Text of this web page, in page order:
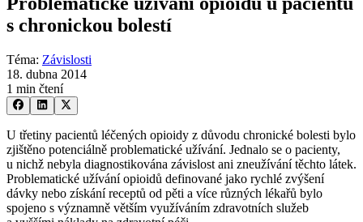
s chronickou bolestí
Téma: Závislosti
18. dubna 2014
1 min čtení
U třetiny pacientů léčených opioidy z důvodu chronické bolesti bylo
zjištěno potenciálně problematické užívání. Jednalo se o pacienty,
u nichž nebyla diagnostikována závislost ani zneužívání těchto látek.
Problematické užívání opioidů definované jako rychlé zvýšení
dávky nebo získání receptů od pěti a více různých lékařů bylo
spojeno s významně větším využíváním zdravotních služeb